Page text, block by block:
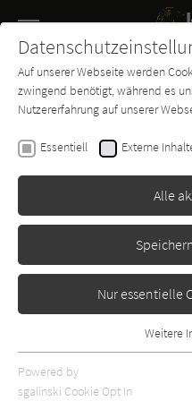
SUCHE
Buch-
Harlan Coben
Böses Spiel
Erschienen: Januar
Auf unserer Webseite werden
zwingend benötigt, während es
Nutzererfahrung auf unserer
Essentiell Externe
Alle
Nur essentielle
Essentielle Cookies werden für
Webseite benötigt. Dadurch ist
Weitere
Powered by
sgalinski Cookie Opt In